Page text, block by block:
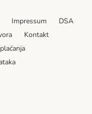
Impressum
DSA
Kontakt